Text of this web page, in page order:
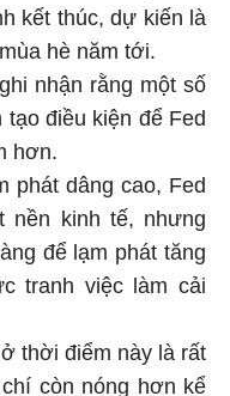
kết thúc, dự kiến là
hè năm tới.
nhận rằng một số
tạo điều kiện để Fed
hơn.
phát dâng cao, Fed
nền kinh tế, nhưng
để lạm phát tăng
tranh việc làm cải
thời điểm này là rất
còn nóng hơn kể